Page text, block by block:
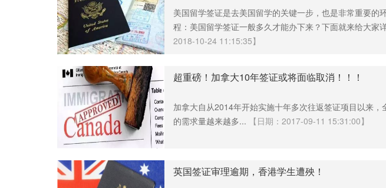
美国留学签证是去美国留学的关键一步，也是非常重要的
程：美国留学签证一般多久才能办下来？下面就来给大家
2018-10-24 11:15:35】
超重磅！加拿大10年签证或将面临取消！！！
加拿大自从2014年开始实施十年多次往返签证项目以来，
的需求量越来越多... 【日期：2017-09-11 15:31:00】
英国签证审理逾期，香港学生遭殃！